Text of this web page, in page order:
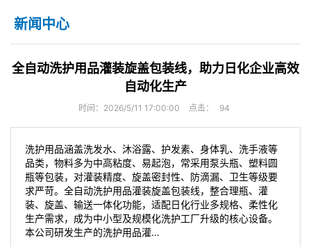
新闻中心
全自动洗护用品灌装旋盖包装线，助力日化企业高效
自动化生产
时间：2026/5/11 17:00:00 点击： 94
洗护用品涵盖洗发水、沐浴露、护发素、身体乳、洗手液等
品类，物料多为中高粘度、易起泡，常采用泵头瓶、塑料圆
瓶等包装，对灌装精度、旋盖密封性、防滴漏、卫生等级要
求严苛。全自动洗护用品灌装旋盖包装线，整合理瓶、灌
装、旋盖、输送一体化功能，适配日化行业多规格、柔性化
生产需求，成为中小型及规模化洗护工厂升级的核心设备。
本公司研发生产的洗护用品灌…